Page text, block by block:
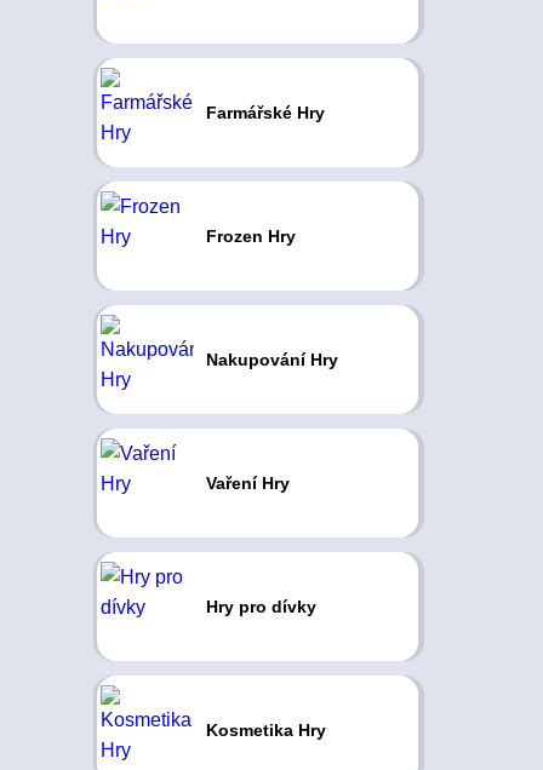
Farmářské Hry
Frozen Hry
Nakupování Hry
Vaření Hry
Hry pro dívky
Kosmetika Hry